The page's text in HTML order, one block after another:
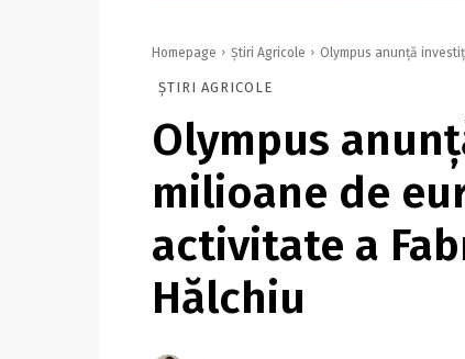
Homepage Știri Agricole Olympus anunţă
ȘTIRI AGRICOLE
Olympus
milioane de
activitate a
Hălchiu